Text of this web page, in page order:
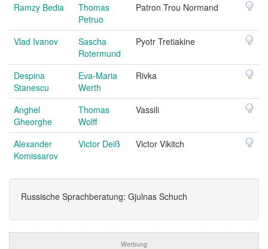
Ramzy Bedia
Thomas
Petruo
Patron Trou Normand
Vlad Ivanov
Sascha
Rotermund
Pyotr Tretiakine
Despina
Stanescu
Eva-Maria
Werth
Rivka
Anghel
Gheorghe
Thomas
Wolff
Vassili
Alexander
Komissarov
Victor Deiß Victor Vikitch
Russische Sprachberatung: Gjulnas Schuch
Werbung